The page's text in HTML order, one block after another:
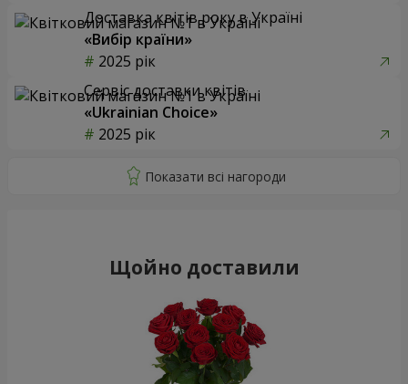
Доставка квітів року в Україні
«Вибір країни»
2025 рік
Сервіс доставки квітів
«Ukrainian Choice»
2025 рік
Щойно доставили